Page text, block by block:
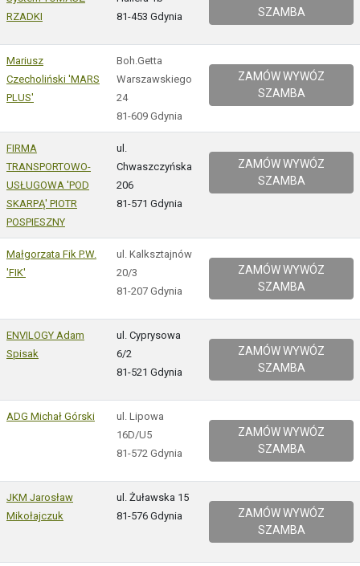
RZADKI
81-453 Gdynia
SZAMBA
Mariusz
Czecholiński 'MARS
PLUS'
Boh.Getta
Warszawskiego
24
81-609 Gdynia
ZAMÓW WYWÓZ
SZAMBA
FIRMA
TRANSPORTOWO-
USŁUGOWA 'POD
SKARPĄ' PIOTR
POSPIESZNY
ul.
Chwaszczyńska
206
81-571 Gdynia
ZAMÓW WYWÓZ
SZAMBA
Małgorzata Fik P.W.
'FIK'
ul. Kalksztajnów
20/3
81-207 Gdynia
ZAMÓW WYWÓZ
SZAMBA
ENVILOGY Adam
Spisak
ul. Cyprysowa
6/2
81-521 Gdynia
ZAMÓW WYWÓZ
SZAMBA
ADG Michał Górski
ul. Lipowa
16D/U5
81-572 Gdynia
ZAMÓW WYWÓZ
SZAMBA
JKM Jarosław
Mikołajczuk
ul. Żuławska 15
81-576 Gdynia
ZAMÓW WYWÓZ
SZAMBA